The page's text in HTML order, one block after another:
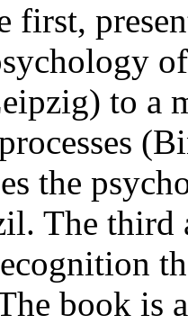
first,
to a
the
The third
book is